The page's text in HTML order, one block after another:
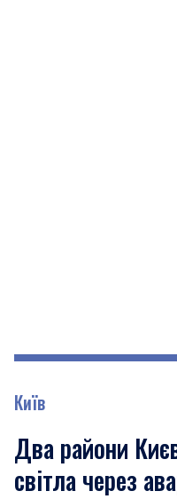
Київ
Два райони
світла через